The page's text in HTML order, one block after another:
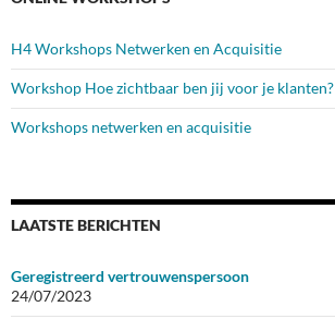
H4 Workshops Netwerken en Acquisitie
Workshop Hoe zichtbaar ben jij voor je klanten?
Workshops netwerken en acquisitie
LAATSTE BERICHTEN
Geregistreerd vertrouwenspersoon
24/07/2023